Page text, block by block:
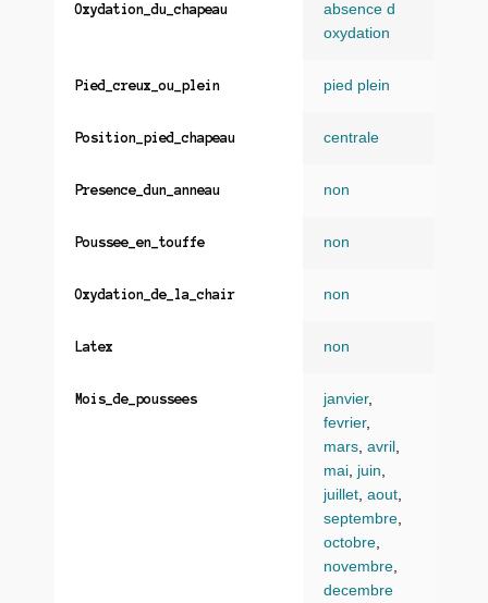
Oxydation_du_chapeau
absence d
oxydation
Pied_creux_ou_plein pied plein
Position_pied_chapeau centrale
Presence_dun_anneau non
Poussee_en_touffe non
Oxydation_de_la_chair non
Latex non
Mois_de_poussees janvier,
fevrier,
mars, avril ,
mai, juin,
juillet, aout,
septembre,
octobre,
novembre,
decembre